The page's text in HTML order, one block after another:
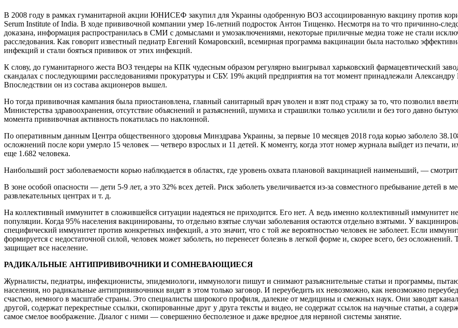
В 2008 году в рамках гуманитарной акции ЮНИСЕФ закупил для Украины одобренную ВОЗ ассоциированную вакцину против
Serum Institute of India. В ходе прививочной компании умер 16-летний подросток Антон Тищенко. Несмотря на то что причинно-
доказана, информация распространилась в СМИ с домыслами и умозаключениями, некоторые приличные медиа тоже не стали
расследования. Как говорит известный педиатр Евгений Комаровский, всемирная программа вакцинации была настолько
инфекций и стали бояться прививок от этих инфекций.
К слову, до гуманитарного жеста ВОЗ тендеры на КПК чудесным образом регулярно выигрывал харьковский фармацевтический
скандалах с последующими расследованиями прокуратуры и СБУ. 19% акций предприятия на тот момент принадлежали Александру
Впоследствии он из состава акционеров вышел.
Но тогда прививочная кампания была приостановлена, главный санитарный врач уволен и взят под стражу за то, что позволил
Министерства здравоохранения, отсутствие объяснений и разъяснений, шумиха и страшилки только усилили и без того давно
момента прививочная активность покатилась по наклонной.
По оперативным данным Центра общественного здоровья Минздрава Украины, за первые 10 месяцев 2018 года корью заболело
осложнений после кори умерло 15 человек — четверо взрослых и 11 детей. К моменту, когда этот номер журнала выйдет из печати,
еще 1.682 человека.
Наибольший рост заболеваемости корью наблюдается в областях, где уровень охвата плановой вакцинацией наименьший, —
В зоне особой опасности — дети 5-9 лет, а это 32% всех детей. Риск заболеть увеличивается из-за совместного пребывание детей в
развлекательных центрах и т. д.
На коллективный иммунитет в сложившейся ситуации надеяться не приходится. Его нет. А ведь именно коллективный иммунитет
популяции. Когда 95% населения вакцинированы, то отдельно взятые случаи заболевания остаются отдельно взятыми. У
специфический иммунитет против конкретных инфекций, а это значит, что с той же вероятностью человек не заболеет. Если
формируется с недостаточной силой, человек может заболеть, но перенесет болезнь в легкой форме и, скорее всего, без
защищает все население.
РАДИКАЛЬНЫЕ АНТИПРИВИВОЧНИКИ И СОМНЕВАЮЩИЕСЯ
Журналисты, педиатры, инфекционисты, эпидемиологи, иммунологи пишут и снимают разъяснительные статьи и программы,
населения, но радикальные антипрививочники видят в этом только заговор. И переубедить их невозможно, как невозможно
счастью, немного в масштабе страны. Это специалисты широкого профиля, далекие от медицины и смежных наук. Они заводят
другой, содержат перекрестные ссылки, скопированные друг у друга тексты и видео, не содержат ссылок на научные статьи, а
самое смелое воображение. Диалог с ними — совершенно бесполезное и даже вредное для нервной системы занятие.